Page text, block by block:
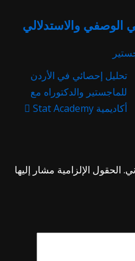
الوصفي والاستدلالي
تحليل إحصائي في الأردن
للماجستير والدكتوراه مع
أكاديمية Stat Academy
الحقول الإلزامية مشار إليها